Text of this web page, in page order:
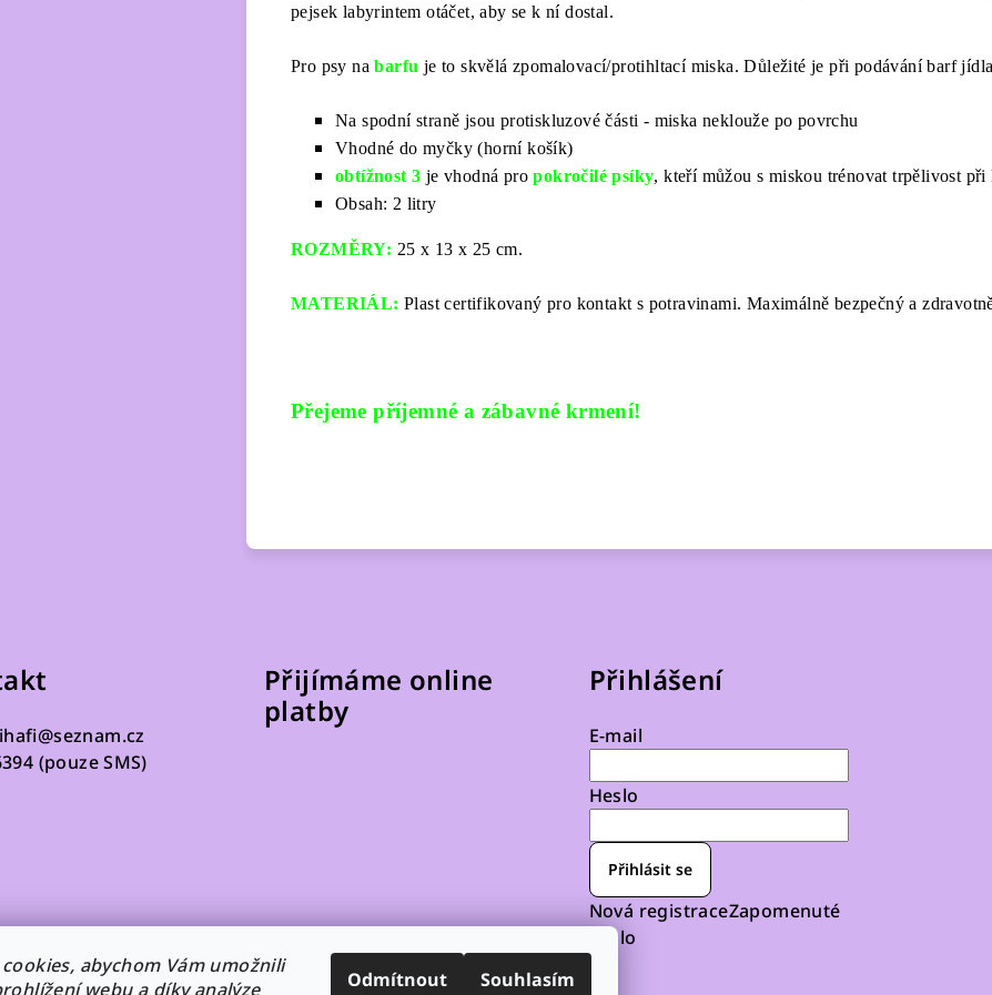
abychom Vám umožnili
webu a díky analýze
Odmítnout Souhlasím
pejsek labyrintem otáčet, aby se k ní dostal.
Pro psy nabarfu je to skvělá zpomalovací/protihltací miska. Důležité je při podávání barf
Na spodní straně jsou protiskluzové části - miska neklouže po povrchu
Vhodné do myčky (horní košík)
obtížnost 3 je vhodná propokročilé psíky, kteří můžou s miskou trénovat trpělivost
Obsah: 2 litry
ROZMĚRY: 25 x 13 x 25 cm.
MATERIÁL: Plast certifikovaný pro kontakt s potravinami. Maximálně bezpečný a
Přejeme příjemné a zábavné krmení!
@seznam.cz
(pouze SMS)
Přijímáme online
platby
Přihlášení
E-mail
Heslo
Přihlásit se
Nová registraceZapomenuté
heslo